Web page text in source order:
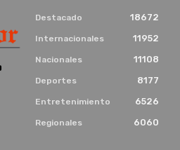
Destacado 18672
Internacionales 11952
Nacionales 11108
Deportes 8177
Entretenimiento 6526
Regionales 6060